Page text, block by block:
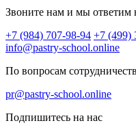
Звоните нам и мы ответим
+7 (984) 707-98-94 +7 (499)
info@pastry-school.online
По вопросам
pr@pastry-school.online
Подпишитесь на нас